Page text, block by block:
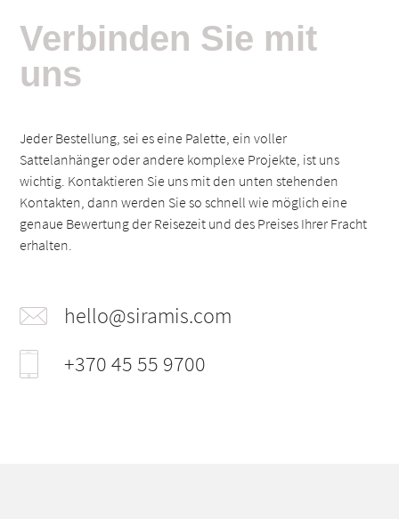
Verbinden Sie mit
uns
Jeder Bestellung, sei es eine Palette, ein voller
Sattelanhänger oder andere komplexe Projekte, ist uns
wichtig. Kontaktieren Sie uns mit den unten stehenden
Kontakten, dann werden Sie so schnell wie möglich eine
genaue Bewertung der Reisezeit und des Preises Ihrer Fracht
erhalten.
hello@siramis.com
+370 45 55 9700